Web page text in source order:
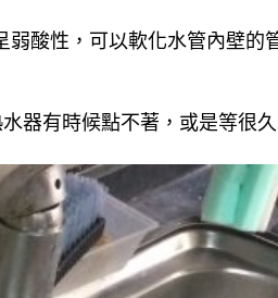
酸性，可以軟化水管內壁的
器有時候點不著，或是等很